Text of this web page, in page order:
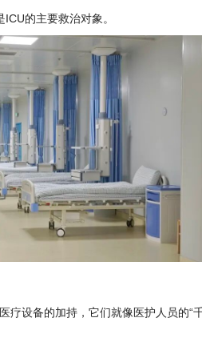
的主要救治对象。
疗设备的加持，它们就像医护人员的“